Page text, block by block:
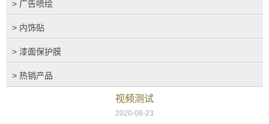
> 广告喷绘
> 内饰贴
> 漆面保护膜
> 热销产品
视频测试
2020-08-23